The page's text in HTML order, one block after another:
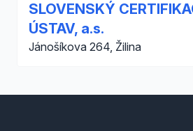
SLOVENSKÝ
ÚSTAV, a.s.
Jánošíkova 264, Žilina